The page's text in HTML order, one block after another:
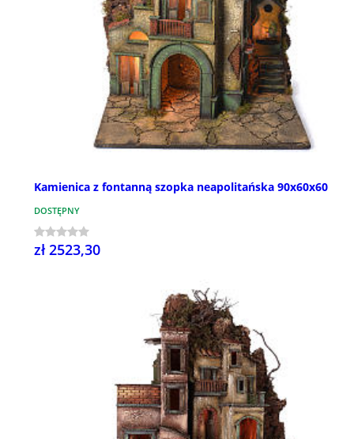
Kamienica z fontanną szopka neapolitańska 90x60x60
DOSTĘPNY
zł 2523,30